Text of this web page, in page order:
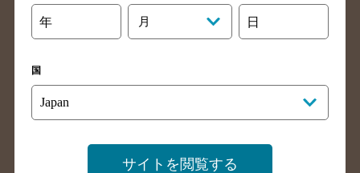
北海道のバー検索
青森県のバー検索
宮城県のバー検索
福島県のバー検索
茨城県のバー検索
栃木県のバー検索
新潟県のバー検索
東京都のバー検索
年 月 日
国
サイトを閲覧する